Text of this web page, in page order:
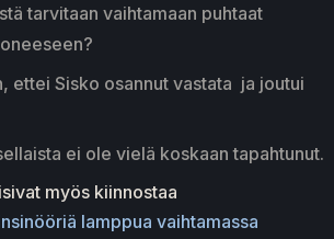
tarvitaan vaihtamaan puhtaat
ettei Sisko osannut vastata ja joutui
ei ole vielä koskaan tapahtunut.
myös kiinnostaa
lamppua vaihtamassa